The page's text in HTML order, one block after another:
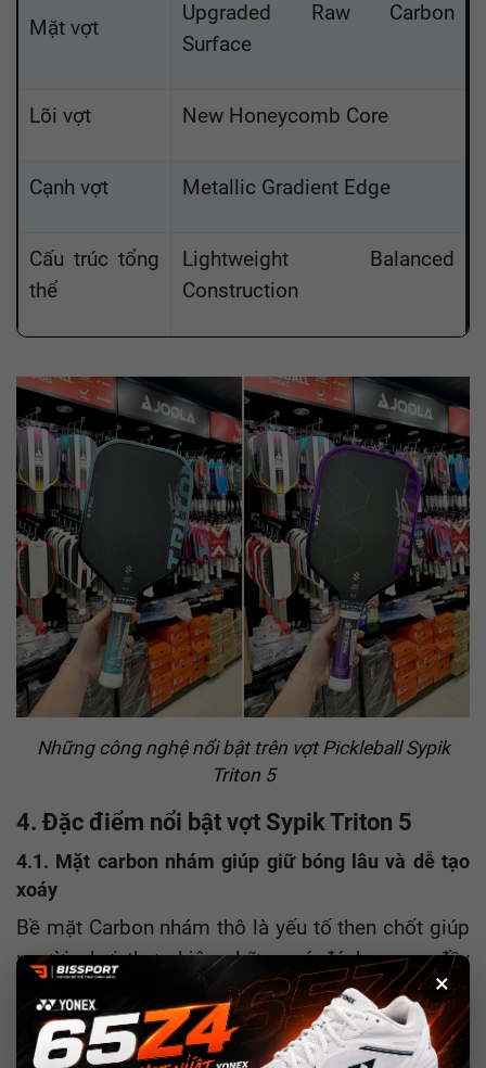
×
Mặt vợt
Upgraded Raw Carbon
Surface
Lõi vợt New Honeycomb Core
Cạnh vợt Metallic Gradient Edge
Cấu trúc tổng
thể
Lightweight Balanced
Construction
Những công nghệ nổi bật trên vợt PickleballSypik
Triton 5
4. Đặc điểm nổi bật vợt Sypik Triton 5
4.1. Mặt carbon nhám giúp giữ bóng lâu và dễ tạo
xoáy
Bề mặt Carbon nhám thô là yếu tố then chốt giúp
người chơi thực hiện những cú đánh mang đầy
tính kỹ thuật và sự tinh tế. Công nghệ Upgraded
Raw Carbon mang lại độ nhám tự nhiên, tăng ma
sát tối đa khi tiếp xúc với trái bóng.